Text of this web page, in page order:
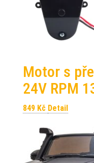
Motor s
24V RPM
849 Kč Detail